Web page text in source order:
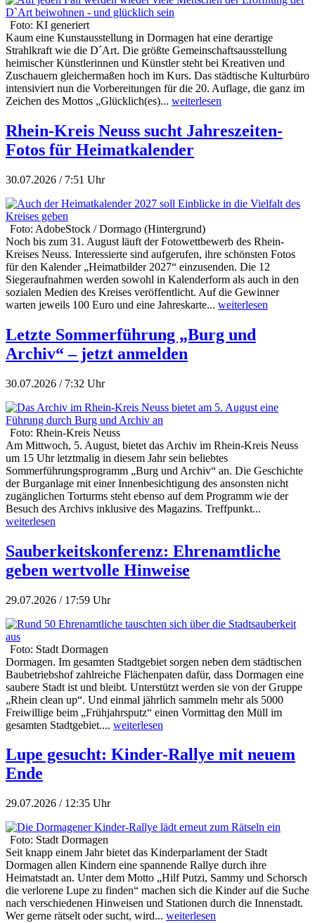
Foto: KI generiert
Kaum eine Kunstausstellung in Dormagen hat eine derartige
Strahlkraft wie die D´Art. Die größte Gemeinschaftsausstellung
heimischer Künstlerinnen und Künstler steht bei Kreativen und
Zuschauern gleichermaßen hoch im Kurs. Das städtische Kulturbüro
intensiviert nun die Vorbereitungen für die 20. Auflage, die ganz im
Zeichen des Mottos „Glücklich(es)... weiterlesen
Rhein-Kreis Neuss sucht Jahreszeiten-
Fotos für Heimatkalender
30.07.2026 / 7:51 Uhr
Foto: AdobeStock / Dormago (Hintergrund)
Noch bis zum 31. August läuft der Fotowettbewerb des Rhein-
Kreises Neuss. Interessierte sind aufgerufen, ihre schönsten Fotos
für den Kalender „Heimatbilder 2027“ einzusenden. Die 12
Siegeraufnahmen werden sowohl in Kalenderform als auch in den
sozialen Medien des Kreises veröffentlicht. Auf die Gewinner
warten jeweils 100 Euro und eine Jahreskarte... weiterlesen
Letzte Sommerführung „Burg und
Archiv“ – jetzt anmelden
30.07.2026 / 7:32 Uhr
Foto: Rhein-Kreis Neuss
Am Mittwoch, 5. August, bietet das Archiv im Rhein-Kreis Neuss
um 15 Uhr letztmalig in diesem Jahr sein beliebtes
Sommerführungsprogramm „Burg und Archiv“ an. Die Geschichte
der Burganlage mit einer Innenbesichtigung des ansonsten nicht
zugänglichen Torturms steht ebenso auf dem Programm wie der
Besuch des Archivs inklusive des Magazins. Treffpunkt...
weiterlesen
Sauberkeitskonferenz: Ehrenamtliche
geben wertvolle Hinweise
29.07.2026 / 17:59 Uhr
Foto: Stadt Dormagen
Dormagen. Im gesamten Stadtgebiet sorgen neben dem städtischen
Baubetriebshof zahlreiche Flächenpaten dafür, dass Dormagen eine
saubere Stadt ist und bleibt. Unterstützt werden sie von der Gruppe
„Rhein clean up“. Und einmal jährlich sammeln mehr als 5000
Freiwillige beim „Frühjahrsputz“ einen Vormittag den Müll im
gesamten Stadtgebiet.... weiterlesen
Lupe gesucht: Kinder-Rallye mit neuem
Ende
29.07.2026 / 12:35 Uhr
Foto: Stadt Dormagen
Seit knapp einem Jahr bietet das Kinderparlament der Stadt
Dormagen allen Kindern eine spannende Rallye durch ihre
Heimatstadt an. Unter dem Motto „Hilf Putzi, Sammy und Schorsch
die verlorene Lupe zu finden“ machen sich die Kinder auf die Suche
nach verschiedenen Hinweisen und Stationen durch die Innenstadt.
Wer gerne rätselt oder sucht, wird... weiterlesen